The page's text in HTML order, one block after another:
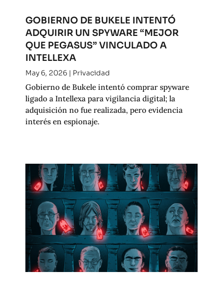
GOBIERNO DE BUKELE INTENTÓ
ADQUIRIR UN SPYWARE “MEJOR
QUE PEGASUS” VINCULADO A
INTELLEXA
May 6, 2026| Privacidad
Gobierno de Bukele intentó comprar spyware
ligado a Intellexa para vigilancia digital; la
adquisición no fue realizada, pero evidencia
interés en espionaje.